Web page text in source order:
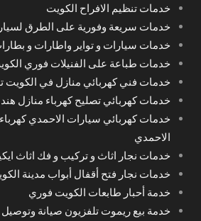
خدمات تنظيم الافراح الكويت
خدمات سريعة وفورية على الطرق
خدمات سيارات و تواير واطارات و
خدمات طباعة على الفنيلات فوري
خدمات فني كهربائي منازل في الكويت
خدمات كهربائي تصليح كهرباء منازل
خدمات كهربائي سيارات الاحمدي
الاحمدي
خدمات نجار اثاث و تركيب و فك اثاث
خدمات نجار فتح أقفال أبواب مدينة
خدمة أحبار طابعات الكويت فوري
خدمة بيع ريموت تلفزيون صيانة